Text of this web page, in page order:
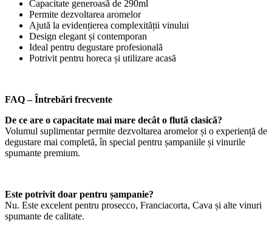
Capacitate generoasă de 290ml
Permite dezvoltarea aromelor
Ajută la evidențierea complexității vinului
Design elegant și contemporan
Ideal pentru degustare profesională
Potrivit pentru horeca și utilizare acasă
FAQ – Întrebări frecvente
De ce are o capacitate mai mare decât o flută clasică?
Volumul suplimentar permite dezvoltarea aromelor și o experiență de
degustare mai completă, în special pentru șampaniile și vinurile
spumante premium.
Este potrivit doar pentru șampanie?
Nu. Este excelent pentru prosecco, Franciacorta, Cava și alte vinuri
spumante de calitate.